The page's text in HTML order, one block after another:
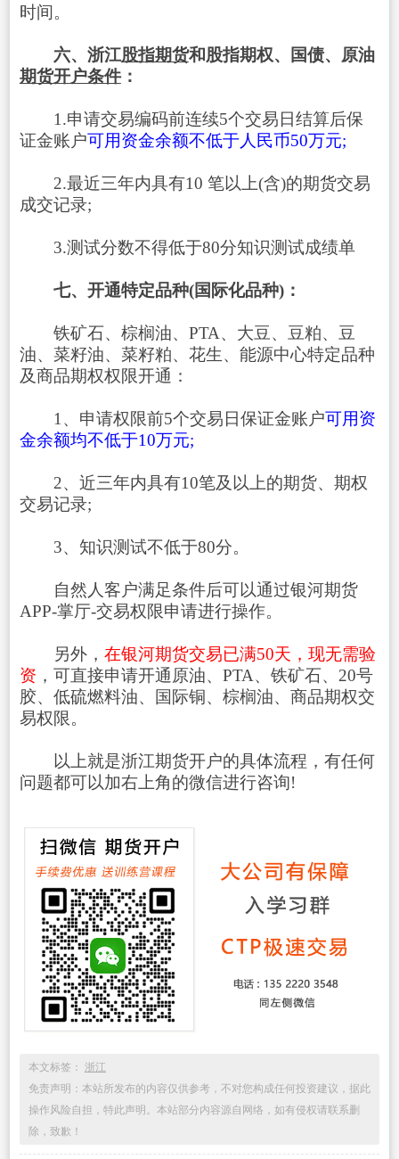
时间。
六、浙江股指期货和股指期权、国债、原油
期货开户条件：
1.申请交易编码前连续5个交易日结算后保
证金账户可用资金余额不低于人民币50万元;
2.最近三年内具有10 笔以上(含)的期货交易
成交记录;
3.测试分数不得低于80分知识测试成绩单
七、开通特定品种(国际化品种)：
铁矿石、棕榈油、PTA、大豆、豆粕、豆
油、菜籽油、菜籽粕、花生、能源中心特定品种
及商品期权权限开通：
1、申请权限前5个交易日保证金账户可用资
金余额均不低于10万元;
2、近三年内具有10笔及以上的期货、期权
交易记录;
3、知识测试不低于80分。
自然人客户满足条件后可以通过银河期货
APP-掌厅-交易权限申请进行操作。
另外， 在银河期货交易已满50天，现无需验
资 ，可直接申请开通原油、PTA、铁矿石、20号
胶、低硫燃料油、国际铜、棕榈油、商品期权交
易权限。
以上就是浙江期货开户的具体流程，有任何
问题都可以加右上角的微信进行咨询!
本文标签： 浙江
免责声明：本站所发布的内容仅供参考，不对您构成任何投资建议，据此
操作风险自担，特此声明。本站部分内容源自网络，如有侵权请联系删
除，致歉！